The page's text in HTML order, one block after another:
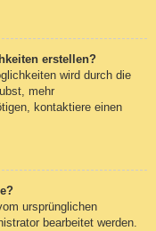
erstellen?
wird durch die
mehr
kontaktiere einen
ursprünglichen
bearbeitet werden.